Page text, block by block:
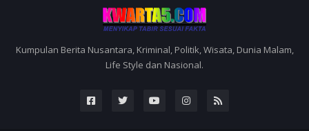
Kumpulan Berita Nusantara, Kriminal, Politik, Wisata, Dunia Malam,
Life Style dan Nasional.